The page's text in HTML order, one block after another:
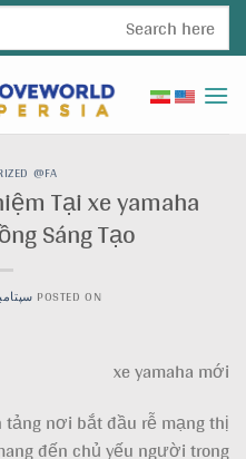
Skipجستجو
برای:
@FA
Tại xe yamaha
Sáng Tạo
POSTED ON سپتامبر 7,
xe yamaha mới
nơi bắt đầu rễ mạng thị
đến chủ yếu người trong